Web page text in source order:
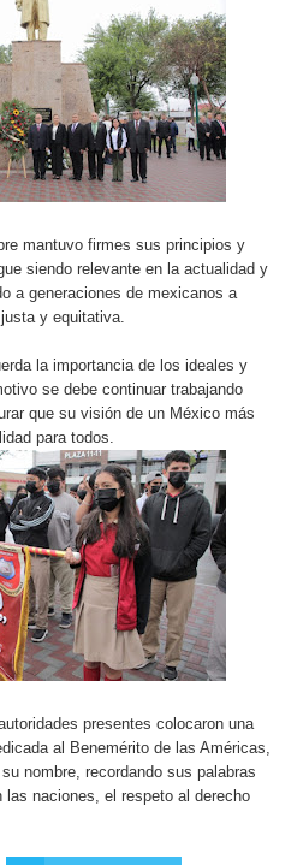
mantuvo firmes sus principios y
siendo relevante en la actualidad y
a generaciones de mexicanos a
y equitativa.
la importancia de los ideales y
se debe continuar trabajando
que su visión de un México más
para todos.
presentes colocaron una
al Benemérito de las Américas,
nombre, recordando sus palabras
las naciones, el respeto al derecho